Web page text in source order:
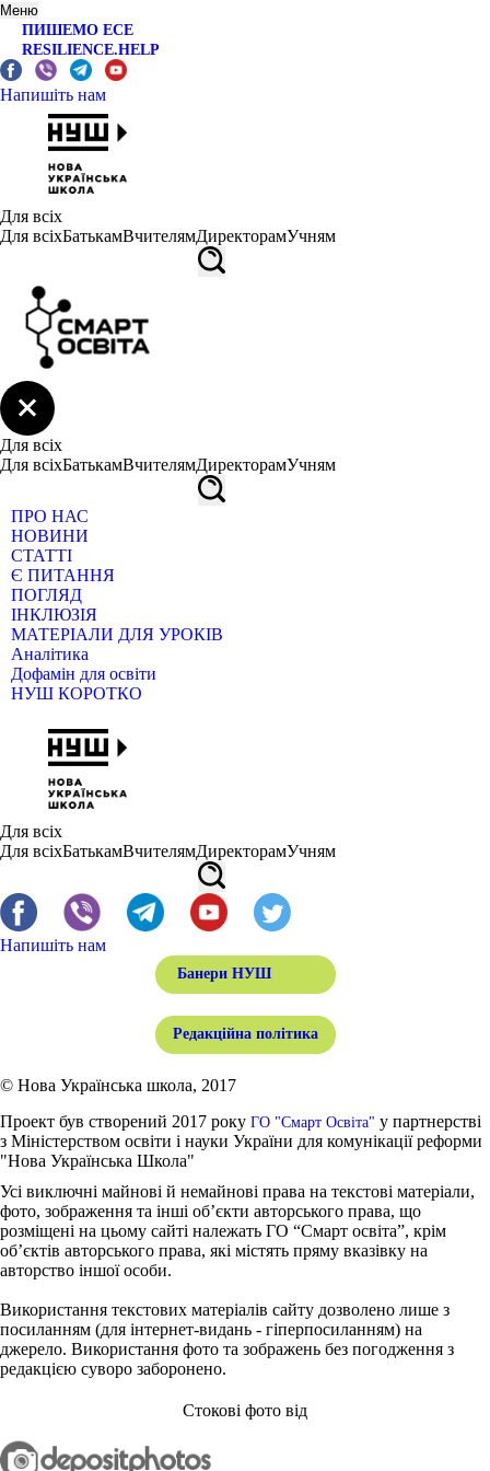
Меню
ПИШЕМО ЕСЕ
RESILIENCE.HELP
Напишіть нам
Для всіх
Для всіхБатькамВчителямДиректорамУчням
Для всіх
Для всіхБатькамВчителямДиректорамУчням
ПРО НАС
НОВИНИ
СТАТТІ
Є ПИТАННЯ
ПОГЛЯД
ІНКЛЮЗІЯ
МАТЕРІАЛИ ДЛЯ УРОКІВ
Аналітика
Дофамін для освіти
НУШ КОРОТКО
Для всіх
Для всіхБатькамВчителямДиректорамУчням
Напишіть нам
Банери НУШ
Редакційна політика
© Нова Українська школа, 2017
Проект був створений 2017 року ГО "Смарт Освіта" у партнерстві
з Міністерством освіти і науки України для комунікації реформи
"Нова Українська Школа"
Усі виключні майнові й немайнові права на текстові матеріали,
фото, зображення та інші об’єкти авторського права, що
розміщені на цьому сайті належать ГО “Смарт освіта”, крім
об’єктів авторського права, які містять пряму вказівку на
авторство іншої особи.
Використання текстових матеріалів сайту дозволено лише з
посиланням (для інтернет-видань - гіперпосиланням) на
джерело. Використання фото та зображень без погодження з
редакцією суворо заборонено.
Стокові фото від